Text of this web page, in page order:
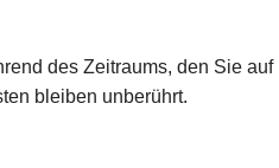
des Zeitraums, den Sie
bleiben unberührt.